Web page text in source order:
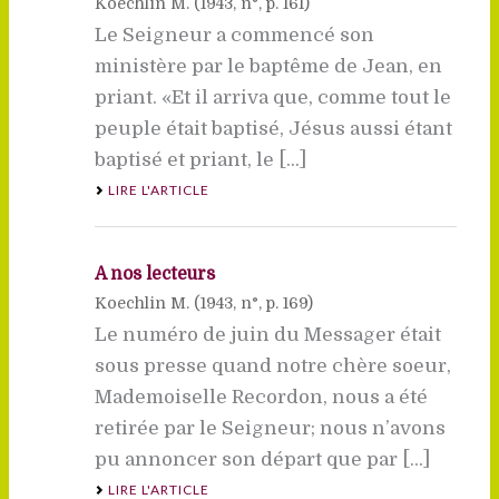
Le Seigneur a commencé son
ministère par le baptême de Jean, en
priant. «Et il arriva que, comme tout le
peuple était baptisé, Jésus aussi étant
baptisé et priant, le [...]
LIRE L'ARTICLE
A nos lecteurs
Koechlin M. (1943, n°, p. 169)
Le numéro de juin du Messager était
sous presse quand notre chère soeur,
Mademoiselle Recordon, nous a été
retirée par le Seigneur; nous n’avons
pu annoncer son départ que par [...]
LIRE L'ARTICLE